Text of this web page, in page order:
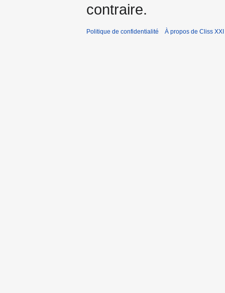
contraire.
Politique de confidentialité À propos de Cliss XXI